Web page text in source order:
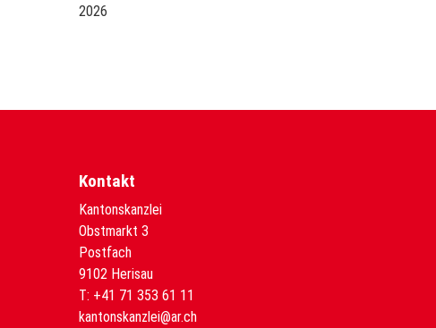
2026
Kontakt
Kantonskanzlei
Obstmarkt 3
Postfach
9102 Herisau
T: +41 71 353 61 11
kantonskanzlei@ar.ch